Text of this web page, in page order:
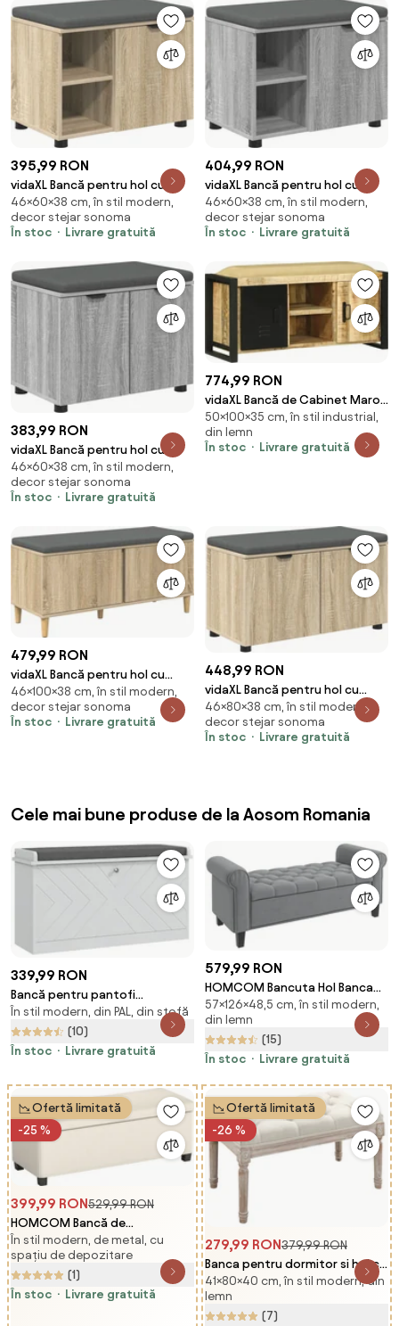
395,99 RON
vidaXL Bancă pentru hol cu
pernă cu raft Stejar Sonoma 60
x 38 x 46 cm
46×60×38 cm, în stil modern,
decor stejar sonoma
În stoc
Livrare gratuită
404,99 RON
vidaXL Bancă pentru hol cu
pernă cu raft Sonoma gri 60 x
38 x 46 cm
46×60×38 cm, în stil modern,
decor stejar sonoma
În stoc
Livrare gratuită
383,99 RON
vidaXL Bancă pentru hol cu
pernă cu raft Sonoma gri 60 x
38 x 46 cm
46×60×38 cm, în stil modern,
decor stejar sonoma
În stoc
Livrare gratuită
774,99 RON
vidaXL Bancă de Cabinet Maro
100 x 35 x 50 cm Lemn masiv de
mango
50×100×35 cm, în stil industrial,
din lemn
În stoc
Livrare gratuită
479,99 RON
vidaXL Bancă pentru hol cu
pernă cu ușă Stejar Sonoma
100 x 38 x 46 cm
46×100×38 cm, în stil modern,
decor stejar sonoma
În stoc
Livrare gratuită
448,99 RON
vidaXL Bancă pentru hol cu
pernă cu raft Stejar Sonoma 80
x 38 x 46 cm
46×80×38 cm, în stil modern,
decor stejar sonoma
În stoc
Livrare gratuită
Cele mai bune produse de la Aosom Romania
339,99 RON
Bancă pentru pantofi
HOMCOM, bancă de intrare cu
sertar rabatabil | Aosom
Romania
În stil modern, din PAL, din stofă
(10)
În stoc
Livrare gratuită
579,99 RON
HOMCOM Bancuta Hol Banca
Pat Matrimonial cu Depozitare
si Cotiere Rulate, 126x48.5x57
cm, Banca Pat Gri | Aosom
Romania
57×126×48,5 cm, în stil modern,
din lemn
(15)
În stoc
Livrare gratuită
Ofertă limitată
-25 %
399,99 RON529,99 RON
HOMCOM Bancă de
Depozitare de 84L, din
Țesătură cu Efect de Catifea și
Oțel, 112x42x40 cm, Bej | Aosom
Romania
În stil modern, de metal, cu
spațiu de depozitare
(1)
În stoc
Livrare gratuită
Ofertă limitată
-26 %
279,99 RON379,99 RON
Banca pentru dormitor si hol cu
tapiterie din poliester cu efect
de in 80x40x41cm, bej
HOMCOM | Aosom Romania
41×80×40 cm, în stil modern, din
lemn
(7)